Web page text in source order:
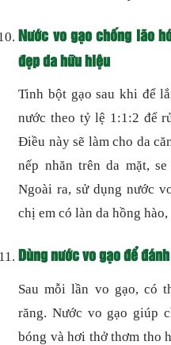
Nước vo gạo chống lão
đẹp da hữu hiệu
Tinh bột gạo sau khi để
nước theo tỷ lệ 1:1:2 để
Điều này sẽ làm cho da
nếp nhăn trên da mặt,
Ngoài ra, sử dụng nước
chị em có làn da hồng
Dùng nước vo gạo để
Sau mỗi lần vo gạo, có
răng. Nước vo gạo giúp
bóng và hơi thở thơm tho